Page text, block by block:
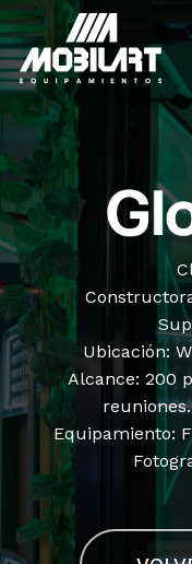
Skip
to
main
content
Ubicación:
Alcance: 200
Equipamiento: